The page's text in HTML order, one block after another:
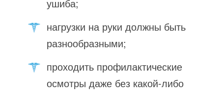
ушиба;
нагрузки на руки должны быть
разнообразными;
проходить профилактические
осмотры даже без какой-либо